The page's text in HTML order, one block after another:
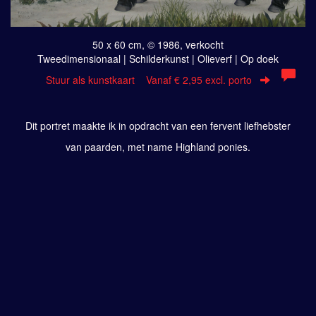
50 x 60 cm, © 1986, verkocht
Tweedimensionaal | Schilderkunst | Olieverf | Op doek
Stuur als kunstkaart Vanaf € 2,95 excl. porto
Dit portret maakte ik in opdracht van een fervent liefhebster
van paarden, met name Highland ponies.